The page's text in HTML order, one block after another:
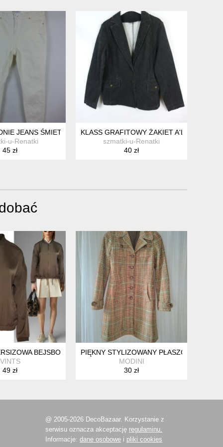
/ 38 Z METKĄ
JEANS ŚMIETANOWE SKINNY 16 / 44
u-Renatki
45 zł
KLASS GRAFITOWY ŻAKIET A'LA JEANS
szmatki-u-Renatki
40 zł
BEJSBOLÓWKA KURTKA BOMBER SILKY S/M HV255
VINTS
49 zł
PIĘKNY STYLIZOWANY PŁASZCZ W
MODINI
30 zł
@ 2005-2026 DecoBazaar. Korzystanie z
serwisu oznacza akceptację regulaminu.
Informacje: dane osobowe i pliki cookies